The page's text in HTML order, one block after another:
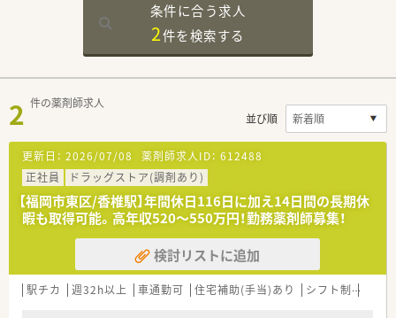
条件に合う求人
2件を検索する
2 件の薬剤師求人
並び順
更新日： 2026/07/08 薬剤師求人ID： 612488
正社員
ドラッグストア(調剤あり)
【福岡市東区/香椎駅】年間休日116日に加え14日間の長期休
暇も取得可能。高年収520～550万円！勤務薬剤師募集！
検討リストに追加
駅チカ 週32h以上 車通勤可 住宅補助(手当)あり シフト制